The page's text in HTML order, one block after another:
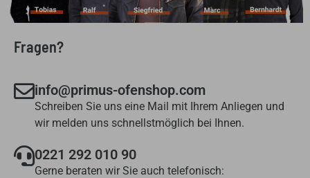
Fragen?
info@primus-ofenshop.com
Schreiben Sie uns eine Mail mit Ihrem Anliegen und
wir melden uns schnellstmöglich bei Ihnen.
0221 292 010 90
Gerne beraten wir Sie auch telefonisch: